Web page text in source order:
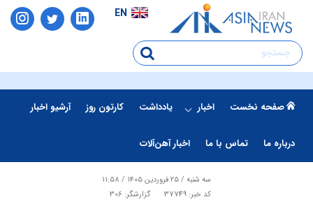
EN
صفحه نخست اخبار یادداشت کارتون روز آرشیو اخبار
درباره ما تماس با ما اخبار آهن‌آلات
سه شنبه / ۲۵ فروردین ۱۴۰۵ / ۱۱:۵۸
کد خبر: 37749
گزارشگر: 306